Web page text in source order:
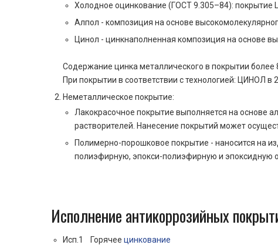
Холодное оцинкование (ГОСТ 9.305–84):
Алпол - композиция на основе
Цинол - цинкнаполненная композиция на основе
Содержание цинка металлического в покрытии более
При покрытии в соответствии с технологией: ЦИНОЛ
Неметаллическое покрытие:
Лакокрасочное покрытие выполняется на основе
растворителей. Нанесение покрытий может
Полимерно-порошковое покрытие - наносится на
полиэфирную, эпокси-полиэфирную и эпоксидную
Исполнение антикоррозийных
Исп.1 Горячее цинкование